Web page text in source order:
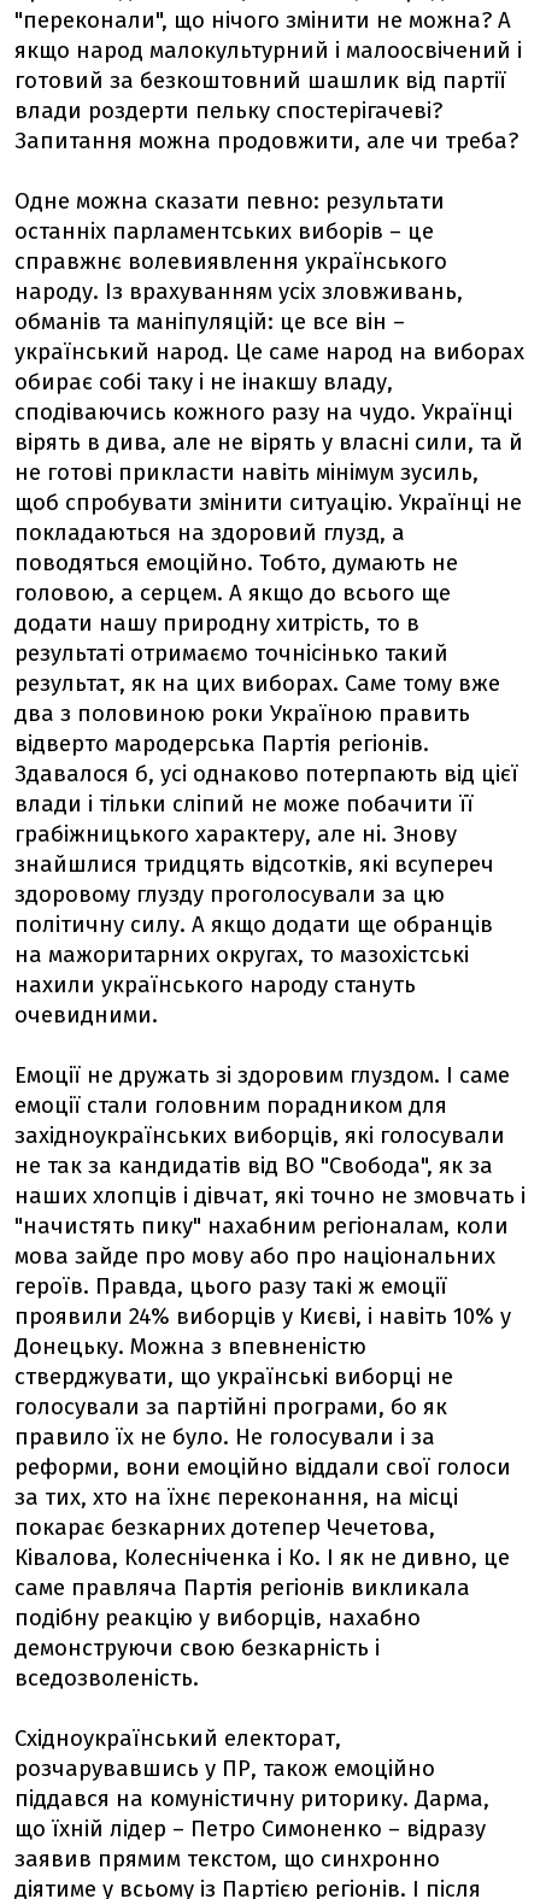
"переконали", що нічого змінити не можна? А
якщо народ малокультурний і малоосвічений і
готовий за безкоштовний шашлик від партії
влади роздерти пельку спостерігачеві?
Запитання можна продовжити, але чи треба?
Одне можна сказати певно: результати
останніх парламентських виборів – це
справжнє волевиявлення українського
народу. Із врахуванням усіх зловживань,
обманів та маніпуляцій: це все він –
український народ. Це саме народ на виборах
обирає собі таку і не інакшу владу,
сподіваючись кожного разу на чудо. Українці
вірять в дива, але не вірять у власні сили, та й
не готові прикласти навіть мінімум зусиль,
щоб спробувати змінити ситуацію. Українці не
покладаються на здоровий глузд, а
поводяться емоційно. Тобто, думають не
головою, а серцем. А якщо до всього ще
додати нашу природну хитрість, то в
результаті отримаємо точнісінько такий
результат, як на цих виборах. Саме тому вже
два з половиною роки Україною править
відверто мародерська Партія регіонів.
Здавалося б, усі однаково потерпають від цієї
влади і тільки сліпий не може побачити її
грабіжницького характеру, але ні. Знову
знайшлися тридцять відсотків, які всупереч
здоровому глузду проголосували за цю
політичну силу. А якщо додати ще обранців
на мажоритарних округах, то мазохістські
нахили українського народу стануть
очевидними.
Емоції не дружать зі здоровим глуздом. І саме
емоції стали головним порадником для
західноукраїнських виборців, які голосували
не так за кандидатів від ВО "Свобода", як за
наших хлопців і дівчат, які точно не змовчать і
"начистять пику" нахабним регіоналам, коли
мова зайде про мову або про національних
героїв. Правда, цього разу такі ж емоції
проявили 24% виборців у Києві, і навіть 10% у
Донецьку. Можна з впевненістю
стверджувати, що українські виборці не
голосували за партійні програми, бо як
правило їх не було. Не голосували і за
реформи, вони емоційно віддали свої голоси
за тих, хто на їхнє переконання, на місці
покарає безкарних дотепер Чечетова,
Ківалова, Колесніченка і Ко. І як не дивно, це
саме правляча Партія регіонів викликала
подібну реакцію у виборців, нахабно
демонструючи свою безкарність і
вседозволеність.
Східноукраїнський електорат,
розчарувавшись у ПР, також емоційно
піддався на комуністичну риторику. Дарма,
що їхній лідер – Петро Симоненко – відразу
заявив прямим текстом, що синхронно
діятиме у всьому із Партією регіонів. І після